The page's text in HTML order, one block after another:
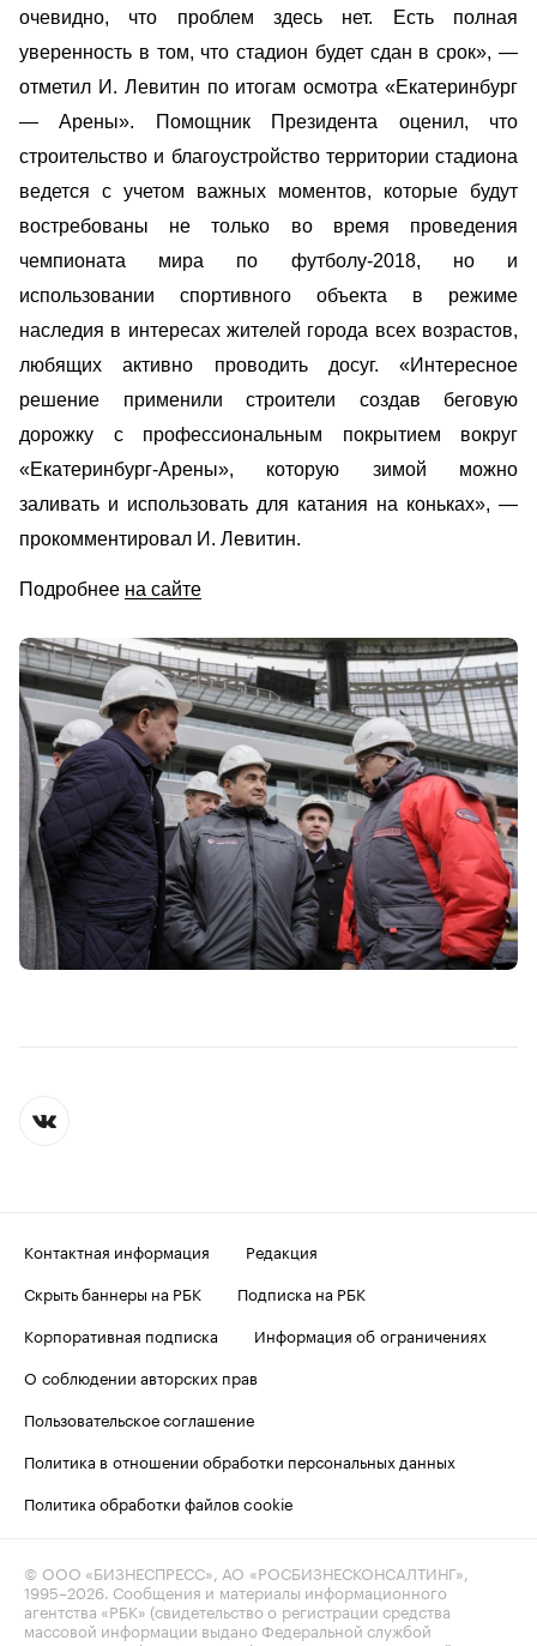
очевидно, что проблем здесь нет. Есть полная
уверенность в том, что стадион будет сдан в срок», —
отметил И. Левитин по итогам осмотра «Екатеринбург
— Арены». Помощник Президента оценил, что
строительство и благоустройство территории стадиона
ведется с учетом важных моментов, которые будут
востребованы не только во время проведения
чемпионата мира по футболу-2018, но и
использовании спортивного объекта в режиме
наследия в интересах жителей города всех возрастов,
любящих активно проводить досуг. «Интересное
решение применили строители создав беговую
дорожку с профессиональным покрытием вокруг
«Екатеринбург-Арены», которую зимой можно
заливать и использовать для катания на коньках», —
прокомментировал И. Левитин.
Подробнее на сайте
Контактная информация
Редакция
Скрыть баннеры на РБК
Подписка на РБК
Корпоративная подписка
Информация об ограничениях
О соблюдении авторских прав
Пользовательское соглашение
Политика в отношении обработки персональных данных
Политика обработки файлов cookie
© ООО «БИЗНЕСПРЕСС», АО «РОСБИЗНЕСКОНСАЛТИНГ»,
1995–2026 . Сообщения и материалы информационного
агентства «РБК» (свидетельство о регистрации средства
массовой информации выдано Федеральной службой